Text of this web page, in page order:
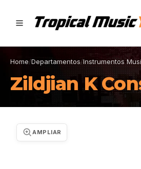
Home/Departamentos/Instrumentos
Zildjian K
AMPLIAR